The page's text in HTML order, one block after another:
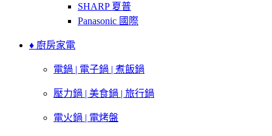
SHARP 夏普
Panasonic 國際
♦ 廚房家電
電鍋 | 電子鍋 | 煮飯鍋
壓力鍋 | 美食鍋 | 旅行鍋
電火鍋 | 電烤盤